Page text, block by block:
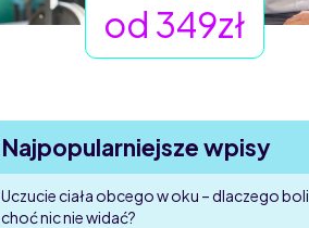
od 349zł
Najpopularniejsze wpisy
Uczucie ciała obcego w oku – dlaczego boli,
choć nic nie widać?